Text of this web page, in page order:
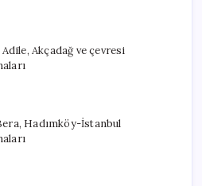
Akçadağ ve çevresi
Hadımköy-İstanbul